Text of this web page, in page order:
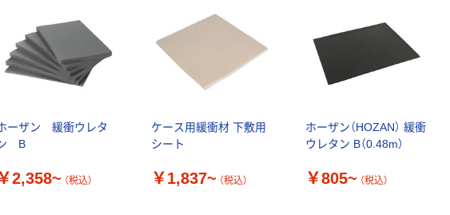
ーザン 緩衝ウレタ
B
2,358~ （税込）
ケース用緩衝材 下敷用
シート
￥1,837~ （税込）
ホーザン（HOZAN） 緩衝
ウレタン B（0.48m）
￥805~ （税込）